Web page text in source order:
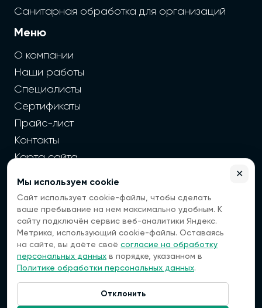
Связаться:
Санитарная обработка для организаций
Меню
О компании
Наши работы
Специалисты
Сертификаты
Прайс-лист
Контакты
Карта сайта
2026 г. Cайт санэпидемстанции — Все права защищены
Все цены на сайте носят информационный
характер, окончательная цена зависит от многих
факторов. Информация с сайта не является
публичной офертой.
Мы — платформа, которая помогает вам найти
специалистов по дезинфекции. Мы не оказываем
услуги напрямую, а передаем ваши заявки
проверенным исполнителям.
Наша компания не несет ответственности за
Мы используем cookie
Сайт использует cookie-файлы, чтобы сделать
ваше пребывание на нем максимально удобным. К
сайту подключён сервис веб-аналитики Яндекс.
Метрика, использующий cookie-файлы. Оставаясь
на сайте, вы даёте своё согласие на обработку
персональных данных в порядке, указанном в
Политике обработки персональных данных.
Отклонить
✕